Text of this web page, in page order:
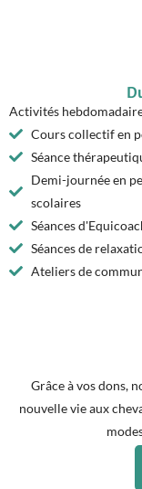
Activités
Cours collectif en
Séance
Demi-journée en
scolaires
Séances
Séances de
Ateliers de
Grâce à vos dons,
nouvelle vie aux